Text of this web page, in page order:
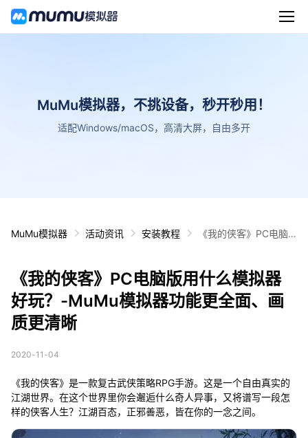
MuMu模拟器，不挑设备，秒开秒用！
适配Windows/macOS，高清大屏，自由多开
MuMu模拟器 活动资讯 安装教程
《我的侠客》PC电脑
面、画质更清晰
《我的侠客》PC电脑版用什么模拟器
好玩？-MuMu模拟器功能更全面、画
质更清晰
2020-11-04
《我的侠客》是一款复古武侠策略RPG手游。这是一个自由真实的
江湖世界。在这个世界里你会邂逅什么奇人异事，又将谱写一段怎
样的侠客人生？江湖百态，正邪善恶，皆在你的一念之间。